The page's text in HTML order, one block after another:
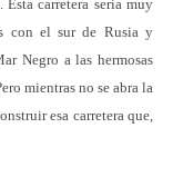
carretera sería muy
con el sur de Rusia y
Negro a las hermosas
mientras no se abra la
esa carretera que,